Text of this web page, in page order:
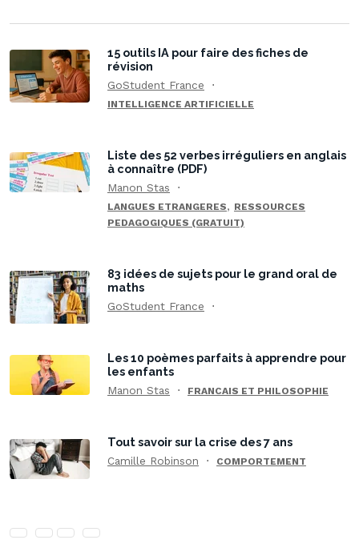
15 outils IA pour faire des fiches de
révision
GoStudent France
INTELLIGENCE ARTIFICIELLE
Liste des 52 verbes irréguliers en anglais
à connaître (PDF)
Manon Stas
LANGUES ETRANGERES, RESSOURCES
PEDAGOGIQUES (GRATUIT)
83 idées de sujets pour le grand oral de
maths
GoStudent France
Les 10 poèmes parfaits à apprendre pour
les enfants
Manon Stas FRANCAIS ET PHILOSOPHIE
Tout savoir sur la crise des 7 ans
Camille Robinson COMPORTEMENT